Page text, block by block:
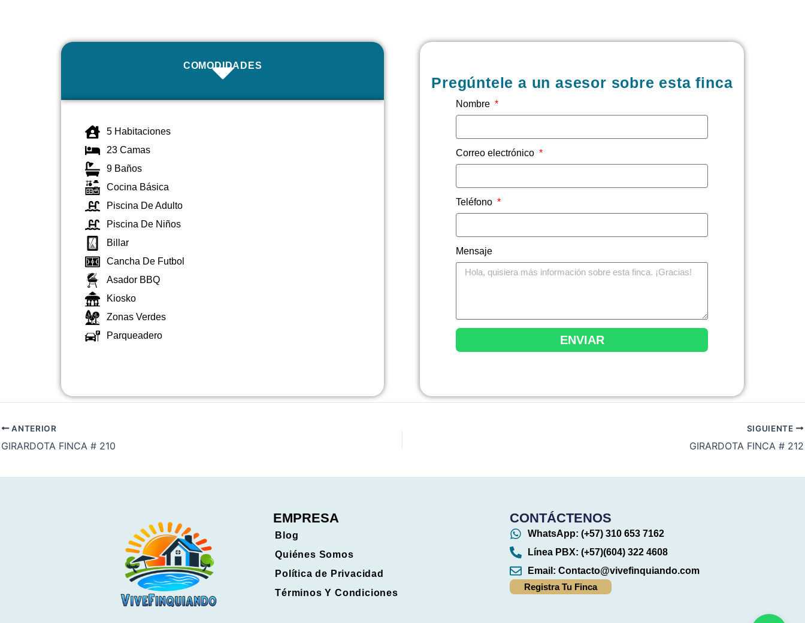
COMODIDADES
5 Habitaciones
23 Camas
9 Baños
Cocina Básica
Piscina De Adulto
Piscina De Niños
Billar
Cancha De Futbol
Asador BBQ
Kiosko
Zonas Verdes
Parqueadero
Pregúntele a un asesor sobre esta finca
Nombre
Correo electrónico
Teléfono
Mensaje
ENVIAR
ANTERIOR
GIRARDOTA FINCA # 210
SIGUIENTE
GIRARDOTA FINCA # 212
EMPRESA
Blog
Quiénes Somos
Política de Privacidad
Términos Y Condiciones
CONTÁCTENOS
WhatsApp: (+57) 310 653 7162
Línea PBX: (+57)(604) 322 4608
Email:Contacto@vivefinquiando.com
Registra Tu Finca